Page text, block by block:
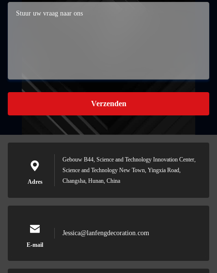
Verzenden
Adres
Gebouw B44, Science and Technology Innovation Center,
Science and Technology New Town, Yingxia Road,
Changsha, Hunan, China
E-mail
Jessica@lanfengdecoration.com